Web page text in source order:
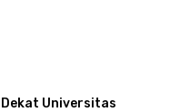
Dekat Universitas